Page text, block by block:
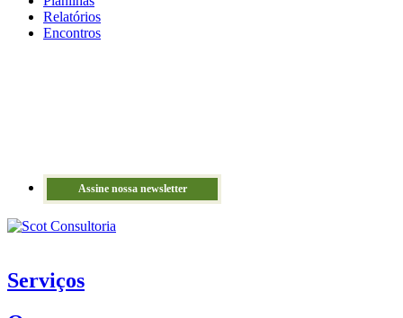
Relatórios
Encontros
Assine nossa newsletter
Serviços